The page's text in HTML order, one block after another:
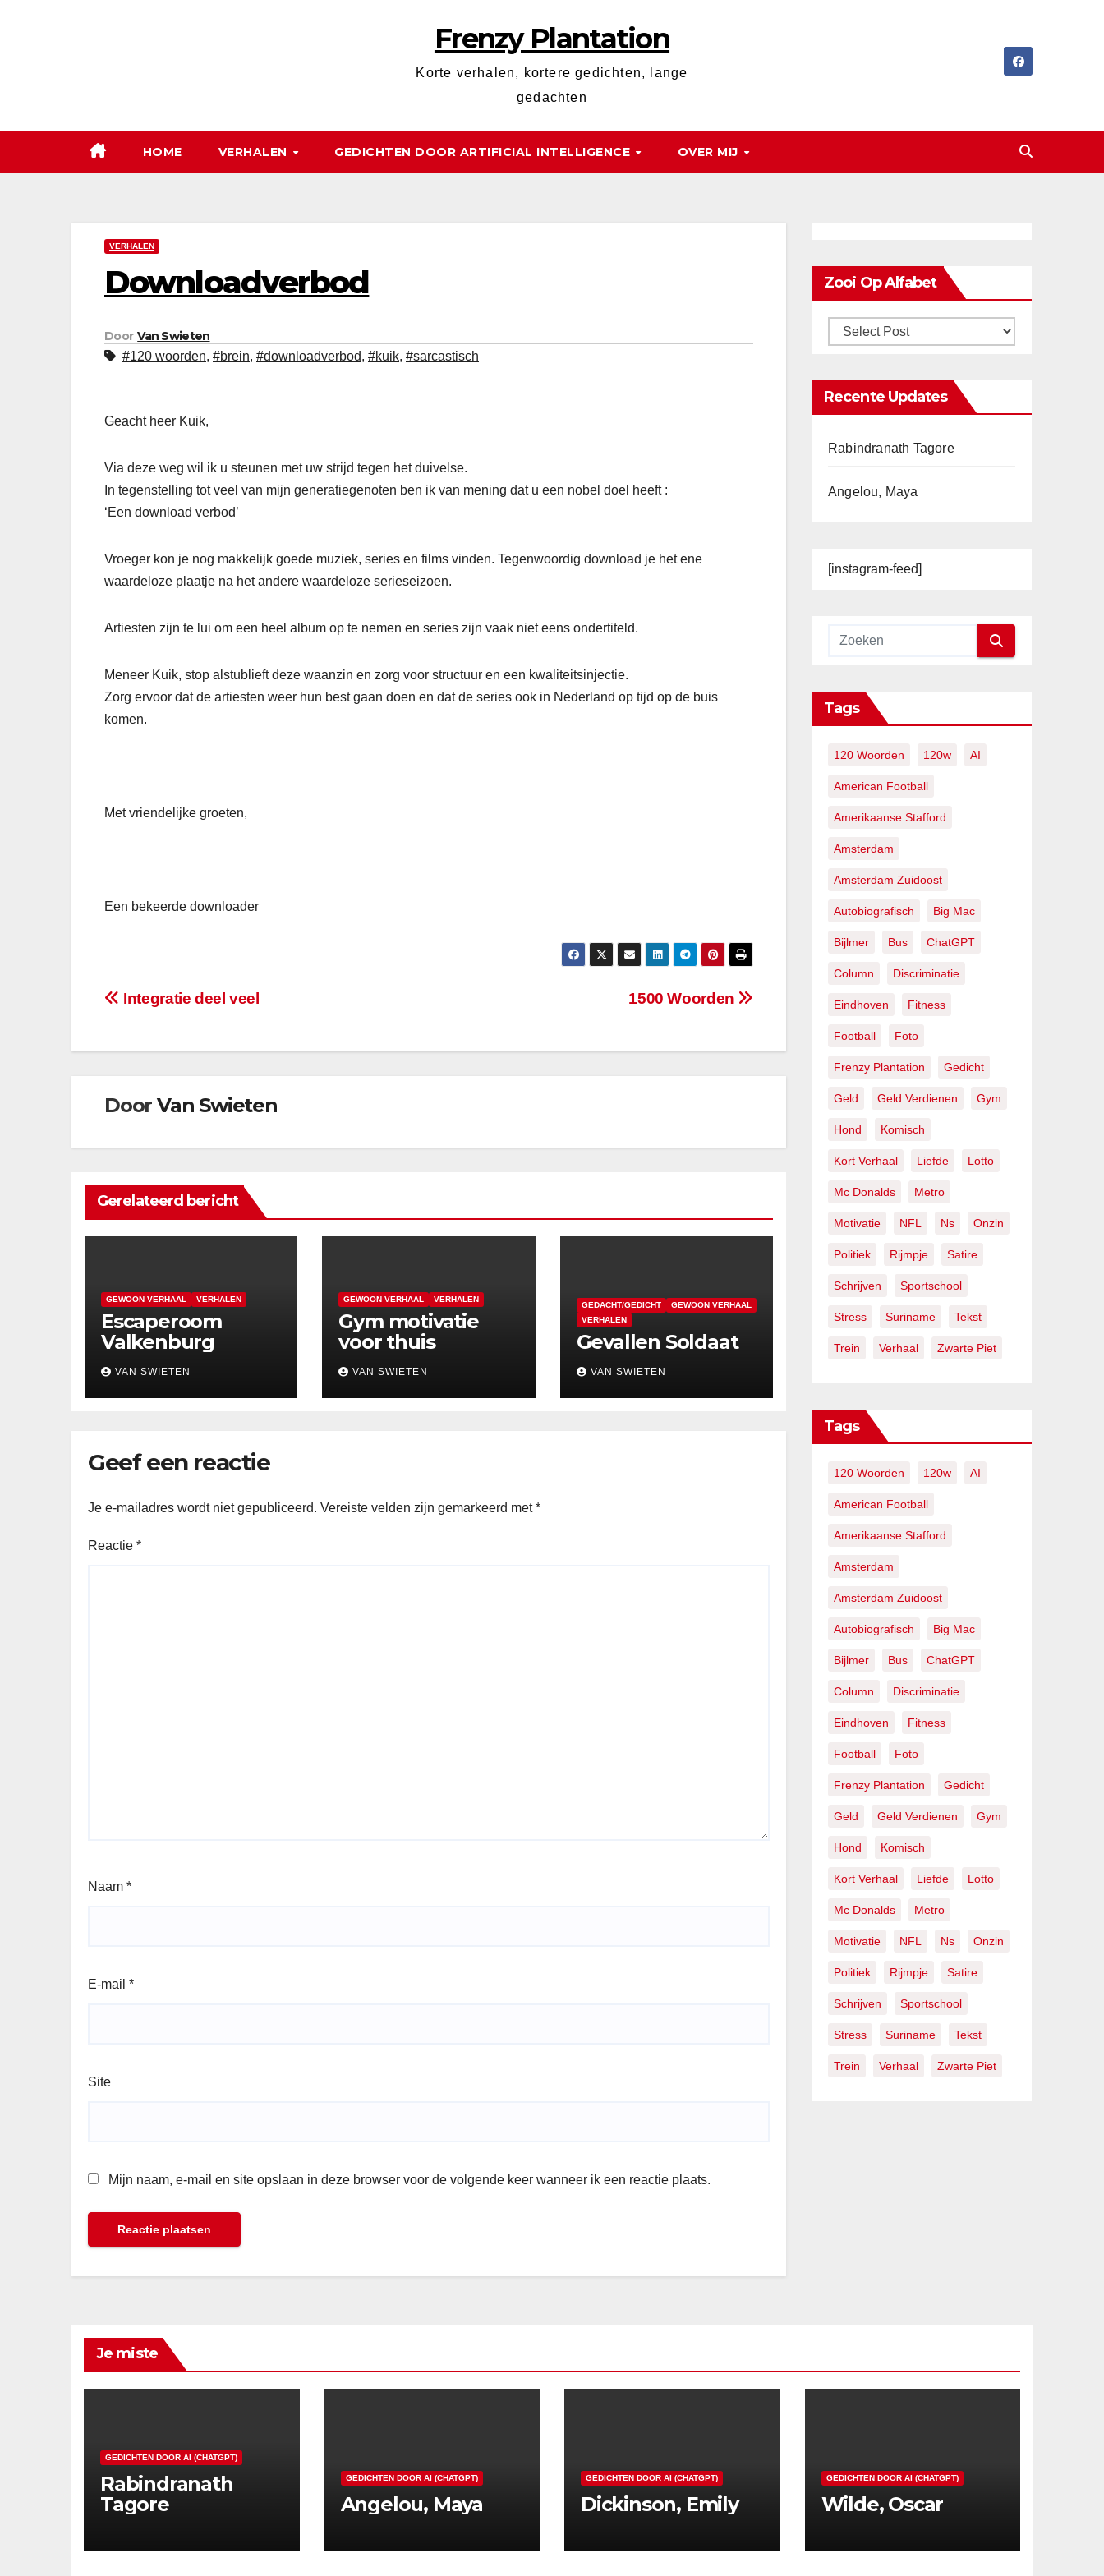
Frenzy Plantation
Korte verhalen, kortere gedichten, lange
gedachten
HOME VERHALEN GEDICHTEN DOOR ARTIFICIAL INTELLIGENCE OVER MIJ
VERHALEN
Downloadverbod
Door Van Swieten
#120 woorden, #brein, #downloadverbod, #kuik, #sarcastisch
Geacht heer Kuik,
Via deze weg wil ik u steunen met uw strijd tegen het duivelse.
In tegenstelling tot veel van mijn generatiegenoten ben ik van mening dat u een nobel doel heeft :
‘Een download verbod’
Vroeger kon je nog makkelijk goede muziek, series en films vinden. Tegenwoordig download je het ene
waardeloze plaatje na het andere waardeloze serieseizoen.
Artiesten zijn te lui om een heel album op te nemen en series zijn vaak niet eens ondertiteld.
Meneer Kuik, stop alstublieft deze waanzin en zorg voor structuur en een kwaliteitsinjectie.
Zorg ervoor dat de artiesten weer hun best gaan doen en dat de series ook in Nederland op tijd op de buis
komen.
Met vriendelijke groeten,
Een bekeerde downloader
Bericht
1500 Woorden
Integratie deel veel
Door Van Swieten
Gerelateerd bericht
GEWOON VERHAAL VERHALEN
Escaperoom
Valkenburg
VAN SWIETEN
GEWOON VERHAAL VERHALEN
Gym motivatie
voor thuis
VAN SWIETEN
GEDACHT/GEDICHT
GEWOON VERHAAL
VERHALEN
Gevallen Soldaat
VAN SWIETEN
Geef een reactie
Je e-mailadres wordt niet gepubliceerd. Vereiste velden zijn gemarkeerd met*
Reactie *
Naam *
E-mail *
Site
Mijn naam, e-mail en site opslaan in deze browser voor de volgende keer wanneer ik een reactie plaats.
Zooi Op Alfabet
Recente Updates
Rabindranath Tagore
Angelou, Maya
[instagram-feed]
Tags
120 Woorden 120w AI
American Football
Amerikaanse Stafford
Amsterdam
Amsterdam Zuidoost
Autobiografisch Big Mac
Bijlmer Bus ChatGPT
Column Discriminatie
Eindhoven Fitness
Football Foto
Frenzy Plantation Gedicht
Geld Geld Verdienen Gym
Hond Komisch
Kort Verhaal Liefde Lotto
Mc Donalds Metro
Motivatie NFL Ns Onzin
Politiek Rijmpje Satire
Schrijven Sportschool
Stress Suriname Tekst
Trein Verhaal Zwarte Piet
Tags
120 Woorden 120w AI
American Football
Amerikaanse Stafford
Amsterdam
Amsterdam Zuidoost
Autobiografisch Big Mac
Bijlmer Bus ChatGPT
Column Discriminatie
Eindhoven Fitness
Football Foto
Frenzy Plantation Gedicht
Geld Geld Verdienen Gym
Hond Komisch
Kort Verhaal Liefde Lotto
Mc Donalds Metro
Motivatie NFL Ns Onzin
Politiek Rijmpje Satire
Schrijven Sportschool
Stress Suriname Tekst
Trein Verhaal Zwarte Piet
Je miste
GEDICHTEN DOOR AI (CHATGPT)
Rabindranath
Tagore
GEDICHTEN DOOR AI (CHATGPT)
Angelou, Maya
GEDICHTEN DOOR AI (CHATGPT)
Dickinson, Emily
GEDICHTEN DOOR AI (CHATGPT)
Wilde, Oscar